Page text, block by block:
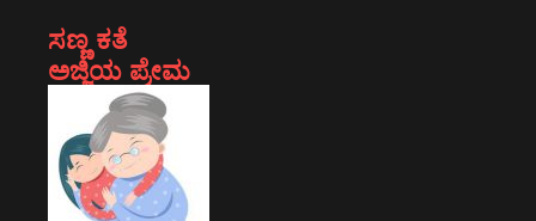
ಸಣ್ಣ ಕತೆ
ಅಜ್ಜಿಯ ಪ್ರೇಮ